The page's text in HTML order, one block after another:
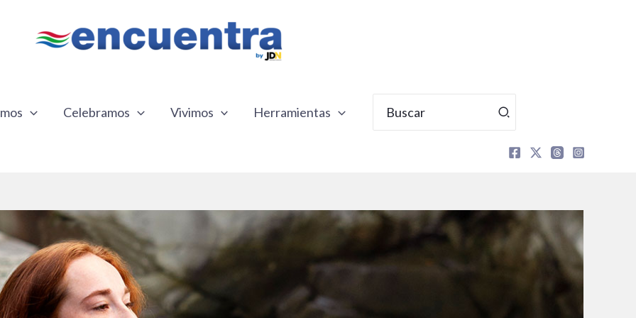
Celebramos Vivimos Herramientas
por: